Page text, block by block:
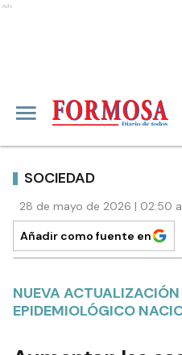
Ads
SOCIEDAD
28 de mayo de 2026 | 02:50
Añadir como fuente en
NUEVA
EPIDEMIOLÓGICO